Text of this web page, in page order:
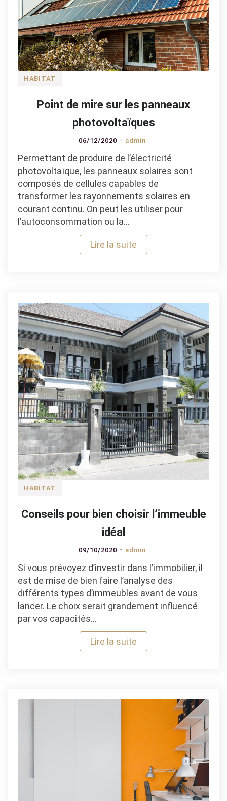
HABITAT
Point de mire sur les panneaux
photovoltaïques
06/12/2020 admin
Permettant de produire de l’électricité
photovoltaïque, les panneaux solaires sont
composés de cellules capables de
transformer les rayonnements solaires en
courant continu. On peut les utiliser pour
l’autoconsommation ou la…
Lire la suite
HABITAT
Conseils pour bien choisir l’immeuble
idéal
09/10/2020 admin
Si vous prévoyez d’investir dans l’immobilier, il
est de mise de bien faire l’analyse des
différents types d’immeubles avant de vous
lancer. Le choix serait grandement influencé
par vos capacités…
Lire la suite